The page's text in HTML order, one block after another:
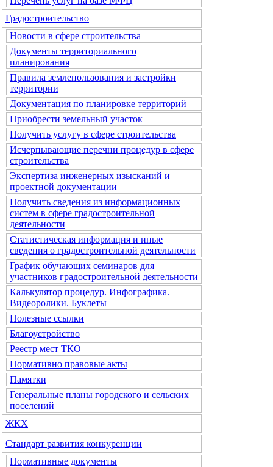
Градостроительство
Новости в сфере строительства
Документы территориального
планирования
Правила землепользования и застройки
территории
Документация по планировке территорий
Приобрести земельный участок
Получить услугу в сфере строительства
Исчерпывающие перечни процедур в сфере
строительства
Экспертиза инженерных изысканий и
проектной документации
Получить сведения из информационных
систем в сфере градостроительной
деятельности
Статистическая информация и иные
сведения о градостроительной деятельности
График обучающих семинаров для
участников градостроительной деятельности
Калькулятор процедур. Инфографика.
Видеоролики. Буклеты
Полезные ссылки
Благоустройство
Реестр мест ТКО
Нормативно правовые акты
Памятки
Генеральные планы городского и сельских
поселений
ЖКХ
Стандарт развития конкуренции
Нормативные документы